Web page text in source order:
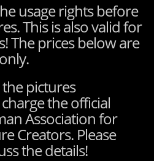
usage rights before
This is also valid for
The prices below are
pictures
the official
Association for
Creators. Please
the details!